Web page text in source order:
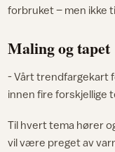
forbruket – men ikke
Maling og tapet
- Vårt trendfargekart
innen fire forskjellige
Til hvert tema hører
vil være preget av